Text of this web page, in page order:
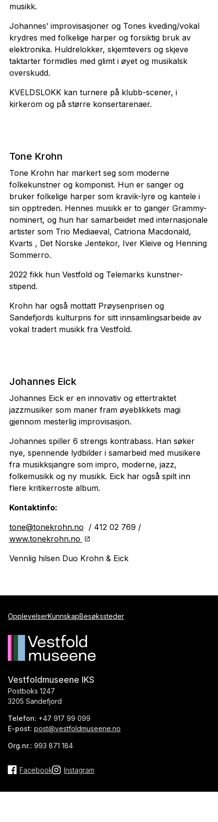
musikk.
Johannes’ improvisasjoner og Tones kveding/vokal
krydres med folkelige harper og forsiktig bruk av
elektronika. Huldrelokker, skjemtevers og skjeve
taktarter formidles med glimt i øyet og musikalsk
overskudd.
KVELDSLOKK kan turnere på klubb-scener, i
kirkerom og på større konsertarenaer.
Tone Krohn
Tone Krohn har markert seg som moderne
folkekunstner og komponist. Hun er sanger og
bruker folkelige harper som kravik-lyre og kantele i
sin opptreden. Hennes musikk er to ganger Grammy-
nominert, og hun har samarbeidet med internasjonale
artister som Trio Mediaeval, Catriona Macdonald,
Kvarts , Det Norske Jentekor, Iver Kleive og Henning
Sommerro.
2022 fikk hun Vestfold og Telemarks kunstner-
stipend.
Krohn har også mottatt Prøysenprisen og
Sandefjords kulturpris for sitt innsamlingsarbeide av
vokal tradert musikk fra Vestfold.
Johannes Eick
Johannes Eick er en innovativ og ettertraktet
jazzmusiker som maner fram øyeblikkets magi
gjennom mesterlig improvisasjon.
Johannes spiller 6 strengs kontrabass. Han søker
nye, spennende lydbilder i samarbeid med musikere
fra musikksjangre som impro, moderne, jazz,
folkemusikk og ny musikk. Eick har også spilt inn
flere kritikerroste album.
Kontaktinfo:
tone@tonekrohn.no / 412 02 769 /
www.tonekrohn.no
Vennlig hilsen Duo Krohn & Eick
OpplevelserKunnskapBesøkssteder
Vestfoldmuseene IKS
Postboks 1247
3205 Sandefjord
Telefon: +47 917 99 099
E-post: post@vestfoldmuseene.no
Org.nr.: 993 871 184
Facebook Instagram